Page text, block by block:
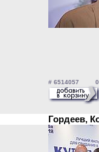
# 6514057 08
Гордеев,